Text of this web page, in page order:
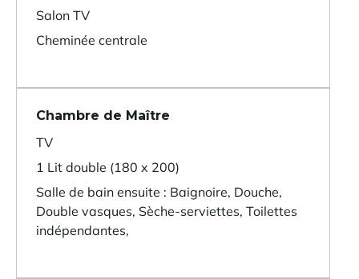
Salon TV
Cheminée centrale
Chambre de Maître
TV
1 Lit double (180 x 200)
Salle de bain ensuite : Baignoire, Douche,
Double vasques, Sèche-serviettes, Toilettes
indépendantes,